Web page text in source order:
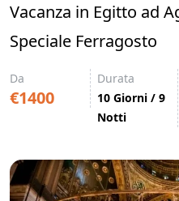
Vacanze Lusso in Egitto
Agosto in Egitto
Tour Giordania
Altri
Blog 𓁐
Vacanza in Egitto ad
Speciale Ferragosto
Da
€1400
Durata
10 Giorni / 9
Notti